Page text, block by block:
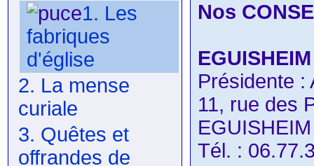
1. Les
fabriques
d'église
2. La mense
curiale
3. Quêtes et
offrandes de
Nos
EGUISHEIM
Présidente :
11, rue des
EGUISHEIM
Tél. :